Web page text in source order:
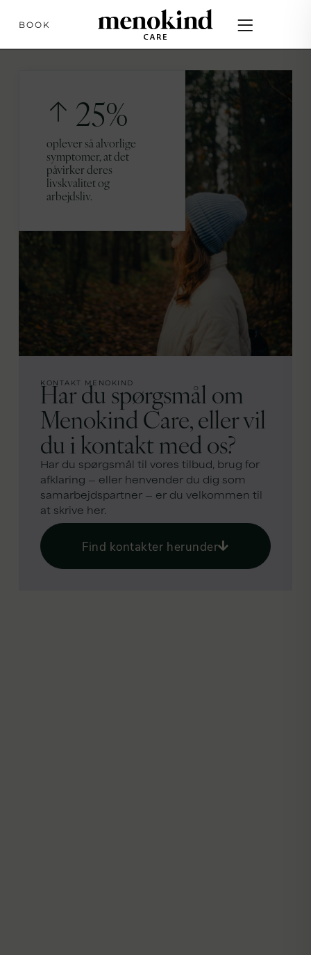
BOOK
25%
oplever så alvorlige
symptomer, at det
påvirker deres
livskvalitet og
arbejdsliv.
KONTAKT MENOKIND
Har du spørgsmål om
Menokind Care, eller vil
du i kontakt med os?
Har du spørgsmål til vores tilbud, brug for
afklaring — eller henvender du dig som
samarbejdspartner — er du velkommen til
at skrive her.
Find kontakter herunder